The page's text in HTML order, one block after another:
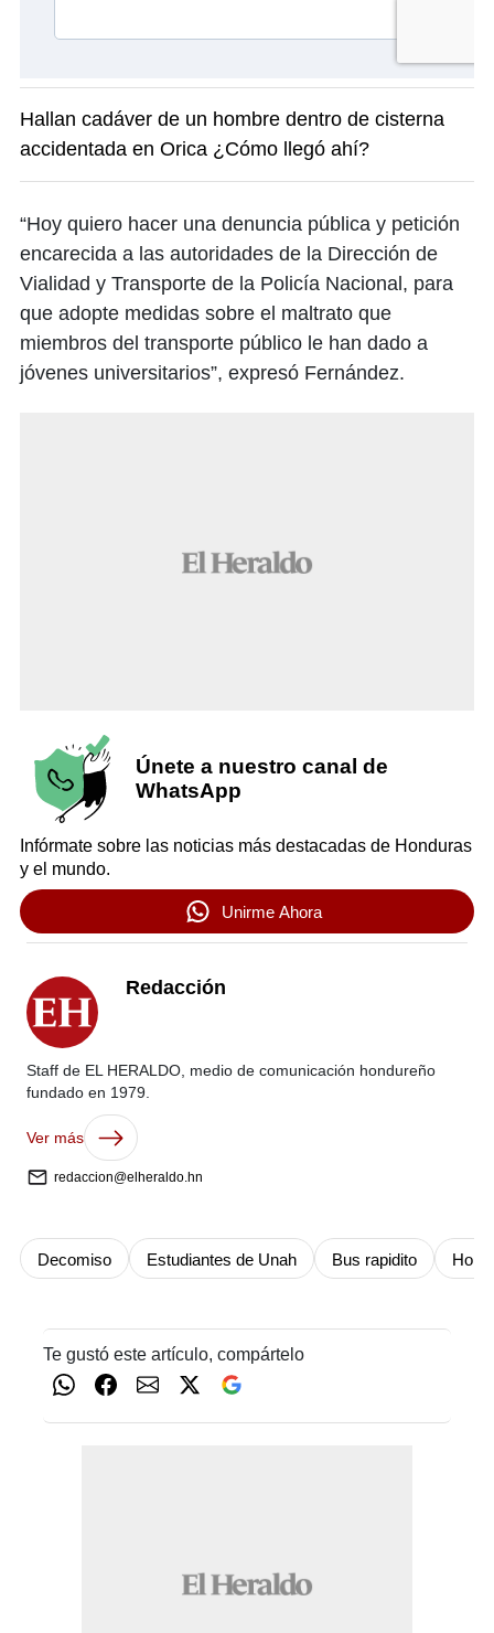
Hallan cadáver de un hombre dentro de cisterna
accidentada en Orica ¿Cómo llegó ahí?
“Hoy quiero hacer una denuncia pública y petición
encarecida a las autoridades de la Dirección de
Vialidad y Transporte de la Policía Nacional, para
que adopte medidas sobre el maltrato que
miembros del transporte público le han dado a
jóvenes universitarios”, expresó Fernández.
Únete a nuestro canal de
WhatsApp
Infórmate sobre las noticias más destacadas de Honduras
y el mundo.
Unirme Ahora
Redacción
Staff de EL HERALDO, medio de comunicación hondureño
fundado en 1979.
Ver más
redaccion@elheraldo.hn
Decomiso Estudiantes de Unah Bus rapidito
Te gustó este artículo, compártelo